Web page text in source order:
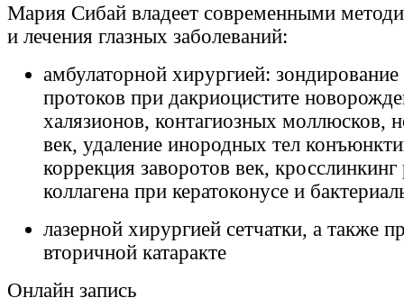
Мария Сибай владеет современными
и лечения глазных заболеваний:
амбулаторной хирургией:
протоков при дакриоцистите
халязионов, контагиозных моллюсков,
век, удаление инородных тел
коррекция заворотов век, кросслинкинг
коллагена при кератоконусе и
лазерной хирургией сетчатки, а также
вторичной катаракте
Онлайн запись